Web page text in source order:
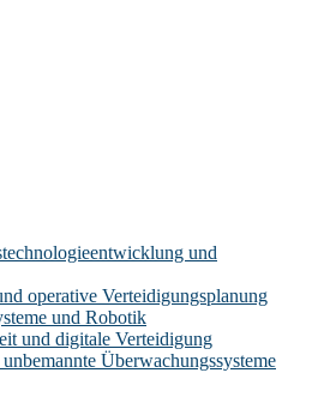
und
operative Verteidigungsplanung
und Robotik
und digitale Verteidigung
Überwachungssysteme